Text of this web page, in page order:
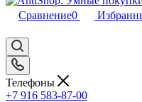
Сравнение0
Телефоны
+7 916 583-87-00